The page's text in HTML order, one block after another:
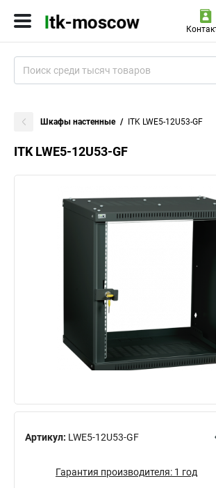
Шкафы настенные ITK LWE5-12U53-GF
ITK LWE5-12U53-GF
Артикул: LWE5-12U53-GF
Гарантия производителя: 1 год